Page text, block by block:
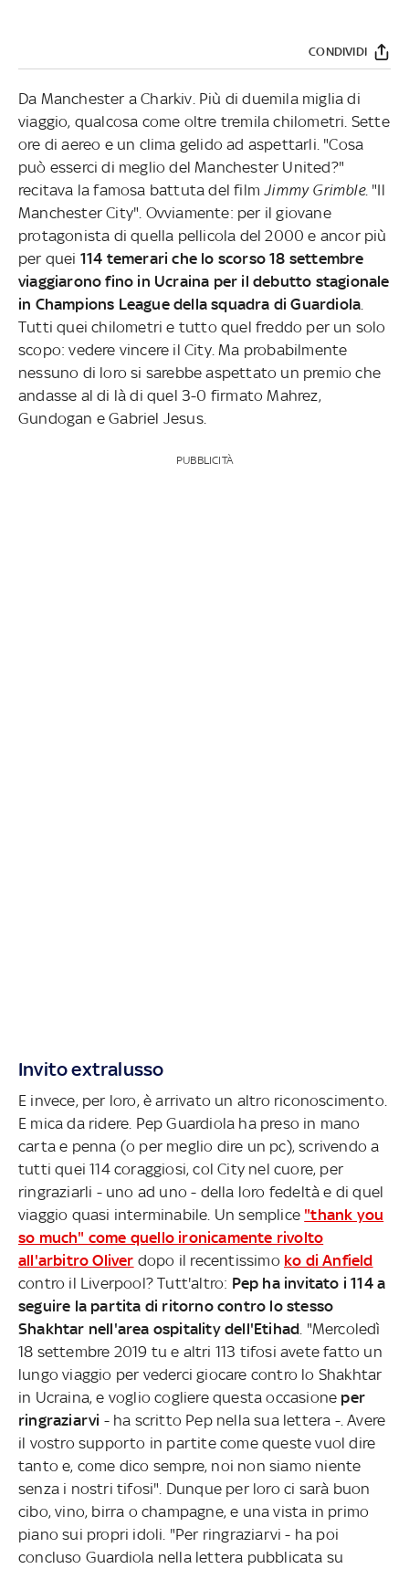
CONDIVIDI
Da Manchester a Charkiv. Più di duemila miglia di
viaggio, qualcosa come oltre tremila chilometri. Sette
ore di aereo e un clima gelido ad aspettarli. "Cosa
può esserci di meglio del Manchester United?"
recitava la famosa battuta del filmJimmy Grimble. "Il
Manchester City". Ovviamente: per il giovane
protagonista di quella pellicola del 2000 e ancor più
per quei 114 temerari che lo scorso 18 settembre
viaggiarono fino in Ucraina per il debutto stagionale
in Champions League della squadra di Guardiola
Tutti quei chilometri e tutto quel freddo per un solo
scopo: vedere vincere il City. Ma probabilmente
nessuno di loro si sarebbe aspettato un premio che
andasse al di là di quel 3-0 firmato Mahrez,
Gundogan e Gabriel Jesus.
PUBBLICITÀ
Invito extralusso
E invece, per loro, è arrivato un altro riconoscimento.
E mica da ridere. Pep Guardiola ha preso in mano
carta e penna (o per meglio dire un pc), scrivendo a
tutti quei 114 coraggiosi, col City nel cuore, per
ringraziarli - uno ad uno - della loro fedeltà e di quel
viaggio quasi interminabile. Un semplice "thank you
so much" come quello ironicamente rivolto
all'arbitro Oliver dopo il recentissimo ko di Anfield
contro il Liverpool? Tutt'altro: Pep ha invitato i 114 a
seguire la partita di ritorno contro lo stesso
Shakhtar nell'area ospitality dell'Etihad . "Mercoledì
18 settembre 2019 tu e altri 113 tifosi avete fatto un
lungo viaggio per vederci giocare contro lo Shakhtar
in Ucraina, e voglio cogliere questa occasione per
ringraziarvi - ha scritto Pep nella sua lettera -. Avere
il vostro supporto in partite come queste vuol dire
tanto e, come dico sempre, noi non siamo niente
senza i nostri tifosi". Dunque per loro ci sarà buon
cibo, vino, birra o champagne, e una vista in primo
piano sui propri idoli. "Per ringraziarvi - ha poi
concluso Guardiola nella lettera pubblicata su